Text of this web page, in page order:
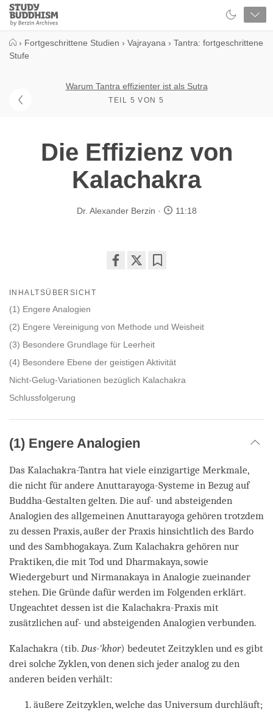
Close
Study
Buddhism
› Fortgeschrittene Studien › Vajrayana › Tantra: fortgeschrittene
Stufe
Warum Tantra effizienter ist als Sutra
TEIL 5 VON 5
Die Effizienz von
Kalachakra
Dr. Alexander Berzin 11:18
INHALTSÜBERSICHT
(1) Engere Analogien
(2) Engere Vereinigung von Methode und Weisheit
(3) Besondere Grundlage für Leerheit
(4) Besondere Ebene der geistigen Aktivität
Nicht-Gelug-Variationen bezüglich Kalachakra
Schlussfolgerung
(1) Engere Analogien
Das Kalachakra-Tantra hat viele einzigartige Merkmale,
die nicht für andere Anuttarayoga-Systeme in Bezug auf
Buddha-Gestalten gelten. Die auf- und absteigenden
Analogien des allgemeinen Anuttarayoga gehören trotzdem
zu dessen Praxis, außer der Praxis hinsichtlich des Bardo
und des Sambhogakaya. Zum Kalachakra gehören nur
Praktiken, die mit Tod und Dharmakaya, sowie
Wiedergeburt und Nirmanakaya in Analogie zueinander
stehen. Die Gründe dafür werden im Folgenden erklärt.
Ungeachtet dessen ist die Kalachakra-Praxis mit
zusätzlichen auf- und absteigenden Analogien verbunden.
Kalachakra (tib. Dus-'khor) bedeutet Zeitzyklen und es gibt
drei solche Zyklen, von denen sich jeder analog zu den
anderen beiden verhält:
äußere Zeitzyklen, welche das Universum durchläuft;